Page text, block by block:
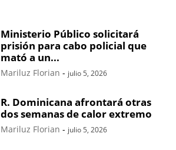
Ministerio Público solicitará
prisión para cabo policial que
mató a un...
Mariluz Florian - julio 5, 2026
R. Dominicana afrontará otras
dos semanas de calor extremo
Mariluz Florian - julio 5, 2026